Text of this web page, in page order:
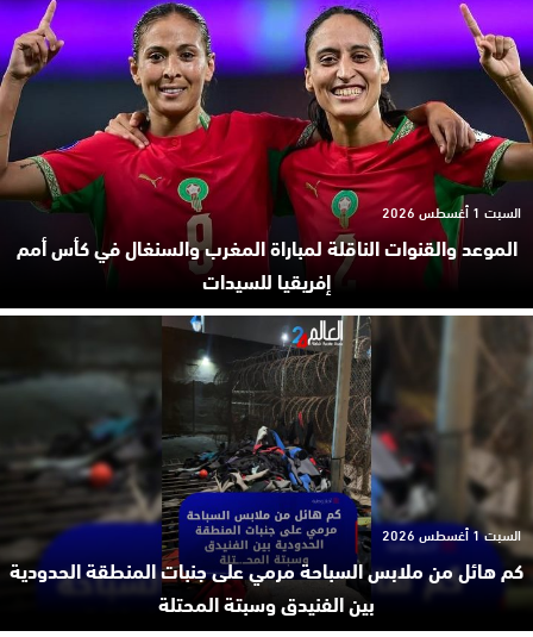
الموعد والقنوات الناقلة لمباراة المغرب والسنغال في كأس أمم
إفريقيا للسيدات
السبت 1 أغسطس 2026
كم هائل من ملابس السباحة مرمي على جنبات المنطقة الحدودية
بين الفنيدق وسبتة المحتلة
السبت 1 أغسطس 2026